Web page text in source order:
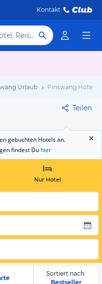
Kontakt
Hotel, Reiseziel
Urlaub Pinswang Hotels
Teilen
gebuchten Hotels an.
findest Du hier
Nur Hotel
Sortiert nach:
Bestseller